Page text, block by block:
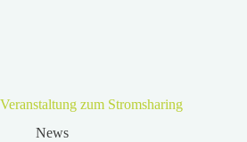
Veranstaltung zum Stromsharing
News